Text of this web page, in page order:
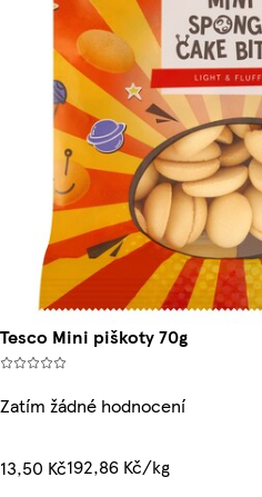
Tesco Mini piškoty 70g
Zatím žádné hodnocení
13,50 Kč192,86 Kč/kg